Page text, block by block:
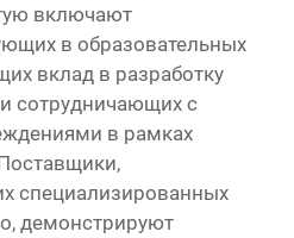
включают
в образовательных
вклад в разработку
сотрудничающих с
в рамках
специализированных
демонстрируют